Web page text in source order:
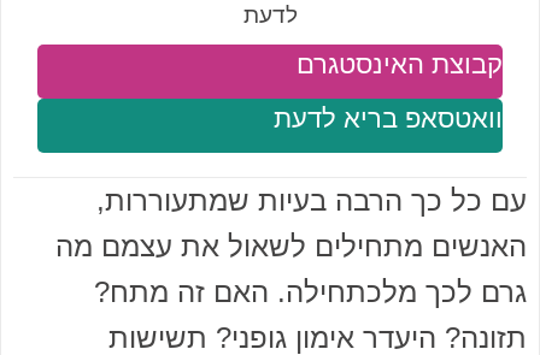
לדעת
וואטסאפ בריא לדעת
קבוצת האינסטגרם
עם כל כך הרבה בעיות שמתעוררות,
האנשים מתחילים לשאול את עצמם מה
גרם לכך מלכתחילה. האם זה מתח?
תזונה? היעדר אימון גופני? תשישות